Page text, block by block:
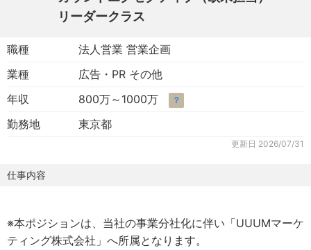
リーダークラス
職種
法人営業 営業企画
業種
広告・PR その他
年収
800万～1000万 ？
勤務地 東京都
更新日 2026/07/31
仕事内容
※本ポジションは、当社の事業分社化に伴い「UUUMマーケ
ティング株式会社」へ所属となります。